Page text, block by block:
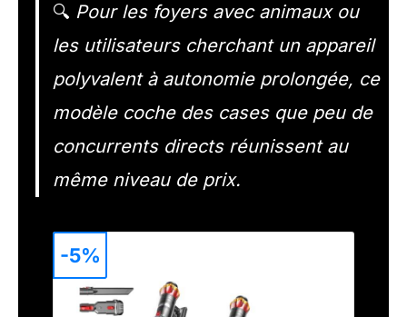
🔍 Pour les foyers avec animaux ou
les utilisateurs cherchant un appareil
polyvalent à autonomie prolongée, ce
modèle coche des cases que peu de
concurrents directs réunissent au
même niveau de prix.
-5%